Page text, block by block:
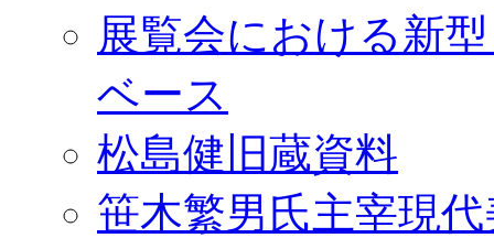
展覧会における新
ベース
松島健旧蔵資料
笹木繁男氏主宰現